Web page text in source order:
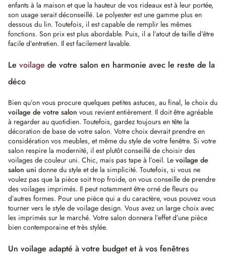
enfants à la maison et que la hauteur de vos rideaux est à leur portée,
son usage serait déconseillé. Le polyester est une gamme plus en
dessous du lin. Toutefois, il est capable de remplir les mêmes
fonctions. Son prix est plus abordable. Puis, il a l’atout de taille d’être
facile d’entretien. Il est facilement lavable.
Le voilage de votre salon en harmonie avec le reste de la
déco
Bien qu’on vous procure quelques petites astuces, au final, le choix du
voilage de votre salon vous revient entièrement. Il doit être agréable
à regarder au quotidien. Toutefois, gardez toujours en tête la
décoration de base de votre salon. Votre choix devrait prendre en
considération vos meubles, et même du style de votre fenêtre. Si votre
salon respire la modernité, il est plutôt conseillé de choisir des
voilages de couleur uni. Chic, mais pas tape à l’oeil. Le voilage de
salon uni donne du style et de la simplicité. Toutefois, si vous ne
voulez pas que la pièce soit trop froide, on vous conseille de prendre
des voilages imprimés. Il peut notamment être orné de fleurs ou
d’autres formes. Pour une pièce qui a du caractère, vous pouvez vous
tourner vers le style de voilage design. Vous avez un large choix avec
les imprimés sur le marché. Votre salon donnera l’effet d’une pièce
bien contemporaine et très stylée.
Un voilage adapté à votre budget et à vos fenêtres